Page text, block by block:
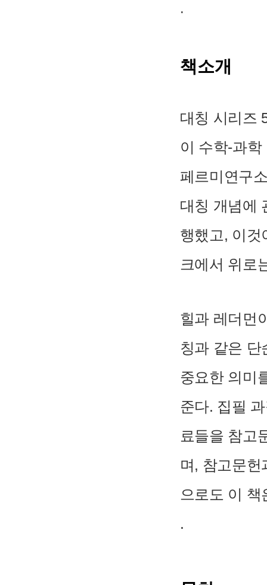
.
책소개
대칭 시리즈
이 수학-과
페르미연구
대칭 개념에
행했고, 이것
크에서 위로
힐과 레더먼
칭과 같은
중요한 의미
준다. 집필
료들을 참고
며, 참고문
으로도 이 책
.